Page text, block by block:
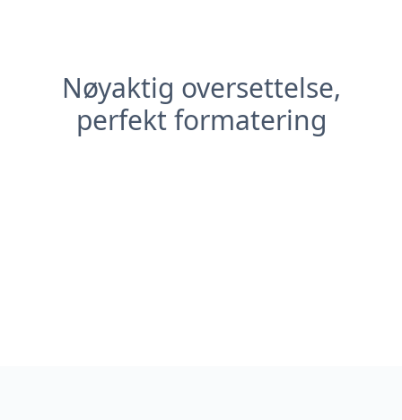
Nøyaktig oversettelse,
perfekt formatering